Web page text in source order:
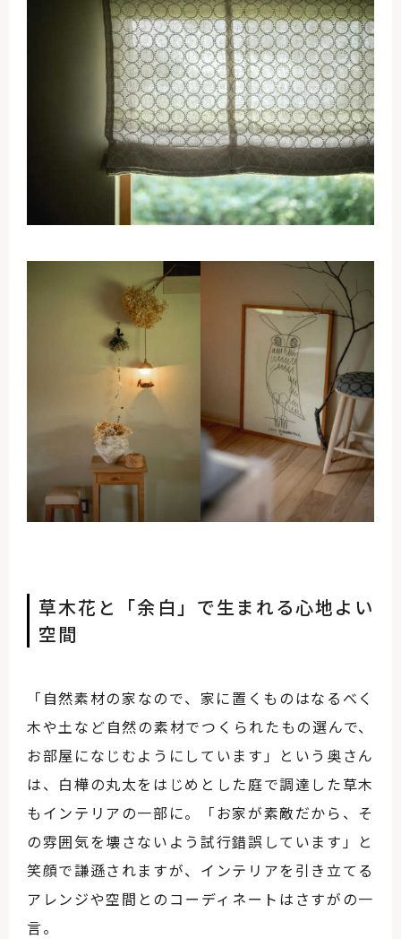
草木花と「余白」で生まれる心地よい
空間
「自然素材の家なので、家に置くものはなるべく
木や土など自然の素材でつくられたもの選んで、
お部屋になじむようにしています」という奥さん
は、白樺の丸太をはじめとした庭で調達した草木
もインテリアの一部に。「お家が素敵だから、そ
の雰囲気を壊さないよう試行錯誤しています」と
笑顔で謙遜されますが、インテリアを引き立てる
アレンジや空間とのコーディネートはさすがの一
言。